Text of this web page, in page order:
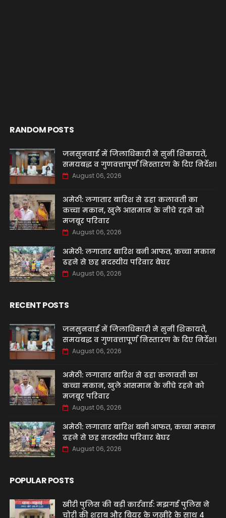
RANDOM POSTS
जनसुनवाई में जिलाधिकारी ने सुनीं शिकायतें,
समयबद्ध व गुणवत्तापूर्ण निस्तारण के दिए निर्देश।
August 06, 2026
अमेठी: लगातार बारिश से ढहा कलावती का
कच्चा मकान, खुले आसमान के नीचे रहने को
मजबूर परिवार
August 06, 2026
अमेठी: लगातार बारिश बनी आफत, कच्चा मकान
ढहने से छह सदस्यीय परिवार बेघर
August 06, 2026
RECENT POSTS
जनसुनवाई में जिलाधिकारी ने सुनीं शिकायतें,
समयबद्ध व गुणवत्तापूर्ण निस्तारण के दिए निर्देश।
August 06, 2026
अमेठी: लगातार बारिश से ढहा कलावती का
कच्चा मकान, खुले आसमान के नीचे रहने को
मजबूर परिवार
August 06, 2026
अमेठी: लगातार बारिश बनी आफत, कच्चा मकान
ढहने से छह सदस्यीय परिवार बेघर
August 06, 2026
POPULAR POSTS
खीरी पुलिस की बड़ी कार्रवाई: मझगई पुलिस ने
चोरी की शराब और बियर के जखीरे के साथ 4